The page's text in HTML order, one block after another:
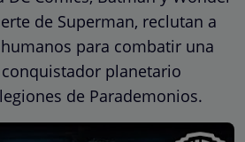
de Superman, reclutan a
para combatir una
planetario
de Parademonios.